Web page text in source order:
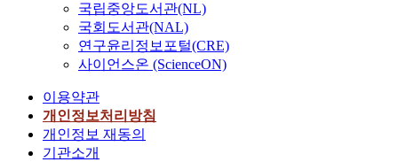
국립중앙도서관(NL)
국회도서관(NAL)
연구윤리정보포털(CRE)
사이언스온 (ScienceON)
이용약관
개인정보처리방침
개인정보 재동의
기관소개